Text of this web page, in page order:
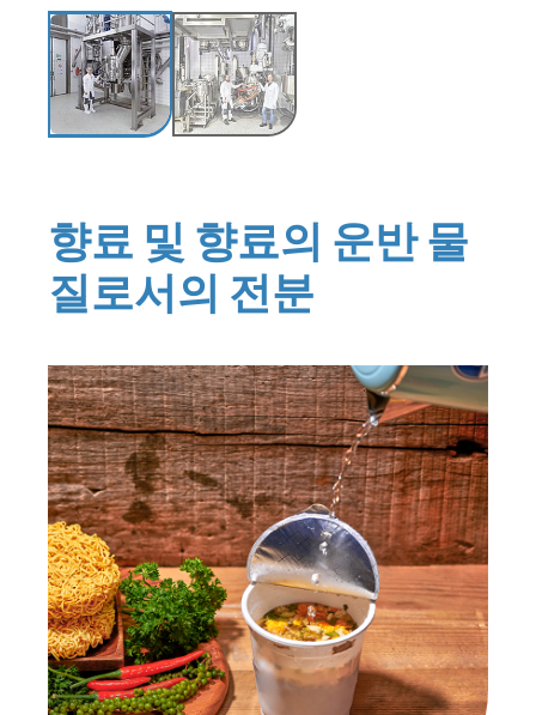
향료 및 향료의 운반 물
질로서의 전분